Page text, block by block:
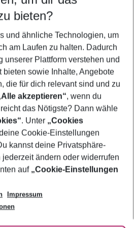
5-8 Nächte
Kinder
anzeigen
bieten?
und ähnliche Technologien, um
am Laufen zu halten. Dadurch
unserer Plattform verstehen und
bieten sowie Inhalte, Angebote
die für dich relevant sind und zu
akzeptieren“, wenn du
das Nötigste? Dann wähle
. Unter „Cookies
Cookie-Einstellungen
kannst deine Privatsphäre-
ändern oder widerrufen
auf „Cookie-Einstellungen
Impressum